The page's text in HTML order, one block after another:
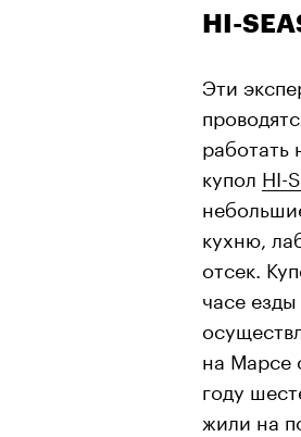
HI-
Эти
работать
купол HI-
кухню,
отсек.
часе
на Марсе
году
жили на